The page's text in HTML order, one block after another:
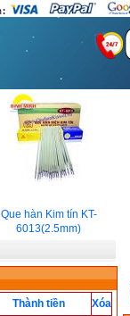
Que hàn Kim tín KT-
6013(2.5mm)
Thành tiền Xóa